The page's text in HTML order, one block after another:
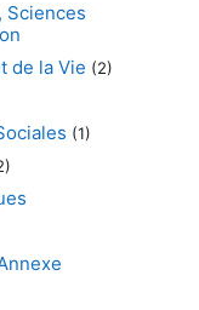
Sciences
de la Vie (2)
(1)